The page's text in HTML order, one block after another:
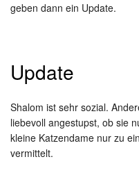
geben dann ein Update.
Update
Shalom ist sehr sozial.
liebevoll angestupst, ob sie
kleine Katzendame nur zu
vermittelt.